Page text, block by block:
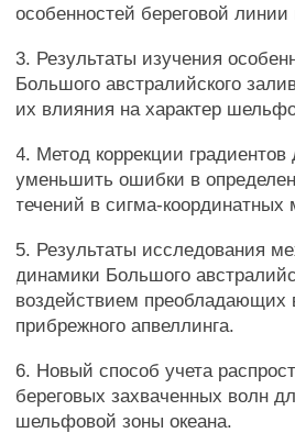
особенностей береговой
3. Результаты изучения
Большого австралийского
их влияния на характер
4. Метод коррекции
уменьшить ошибки в
течений в сигма-координатных
5. Результаты исследования
динамики Большого
воздействием преобладающих
прибрежного апвеллинга.
6. Новый способ учета
береговых захваченных волн
шельфовой зоны океана.